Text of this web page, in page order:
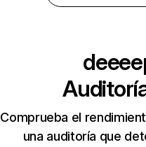
Comprueba el
una auditoría que